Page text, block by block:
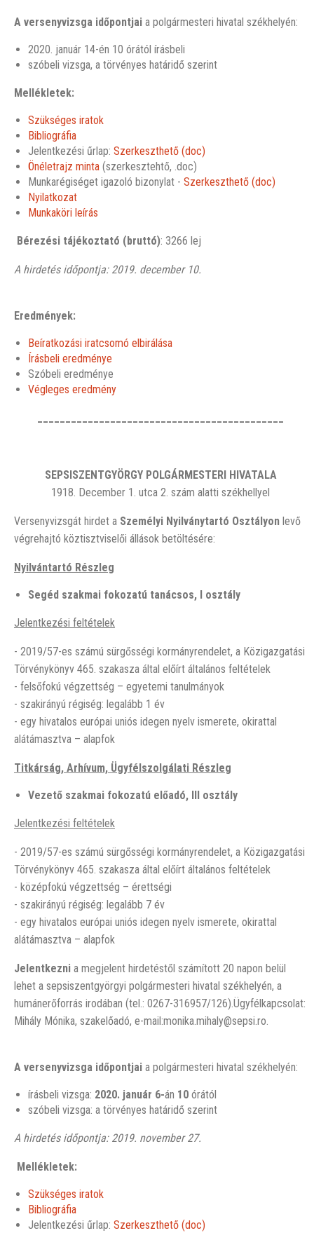
A versenyvizsga időpontjai a polgármesteri hivatal székhelyén:
2020. január 14-én 10 órától írásbeli
szóbeli vizsga, a törvényes határidő szerint
Mellékletek:
Szükséges iratok
Bibliográfia
Jelentkezési űrlap: Szerkeszthető (doc)
Önéletrajz minta (szerkesztehtő, .doc)
Munkarégiséget igazoló bizonylat - Szerkeszthető (doc)
Nyilatkozat
Munkaköri leírás
Bérezési tájékoztató (bruttó): 3266 lej
A hirdetés időpontja: 2019. december 10.
Eredmények:
Beíratkozási iratcsomó elbirálása
Írásbeli eredménye
Szóbeli eredménye
Végleges eredmény
SEPSISZENTGYÖRGY POLGÁRMESTERI HIVATALA
1918. December 1. utca 2. szám alatti székhellyel
Versenyvizsgát hirdet a Személyi Nyilványtartó Osztályon levő
végrehajtó köztisztviselői állások betöltésére:
Nyilvántartó Részleg
Segéd szakmai fokozatú tanácsos, I osztály
Jelentkezési feltételek
- 2019/57-es számú sürgősségi kormányrendelet, a Közigazgatási
Törvénykönyv 465. szakasza által előírt általános feltételek
- felsőfokú végzettség – egyetemi tanulmányok
- szakirányú régiség: legalább 1 év
- egy hivatalos európai uniós idegen nyelv ismerete, okirattal
alátámasztva – alapfok
Titkárság, Arhívum, Ügyfélszolgálati Részleg
Vezető szakmai fokozatú előadó, III osztály
Jelentkezési feltételek
- 2019/57-es számú sürgősségi kormányrendelet, a Közigazgatási
Törvénykönyv 465. szakasza által előírt általános feltételek
- középfokú végzettség – érettségi
- szakirányú régiség: legalább 7 év
- egy hivatalos európai uniós idegen nyelv ismerete, okirattal
alátámasztva – alapfok
Jelentkezni a megjelent hirdetéstől számított 20 napon belül
lehet a sepsiszentgyörgyi polgármesteri hivatal székhelyén, a
humánerőforrás irodában (tel.: 0267-316957/126).Ügyfélkapcsolat:
Mihály Mónika, szakelőadó, e-mail:monika.mihaly@sepsi.ro.
A versenyvizsga időpontjai a polgármesteri hivatal székhelyén:
írásbeli vizsga: 2020. január 6-án 10 órától
szóbeli vizsga: a törvényes határidő szerint
A hirdetés időpontja: 2019. november 27.
Mellékletek:
Szükséges iratok
Bibliográfia
Jelentkezési űrlap: Szerkeszthető (doc)